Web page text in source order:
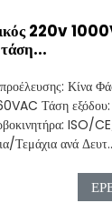
220v
Κίνα
Τάση
Τεμάχια ανά